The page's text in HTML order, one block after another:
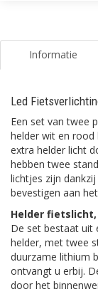
Informatie
Led
Een set van twee
helder wit en rood
extra helder licht
hebben twee
lichtjes zijn
bevestigen aan
Helder
De set bestaat uit
helder, met twee
duurzame lithium
ontvangt u erbij.
door het